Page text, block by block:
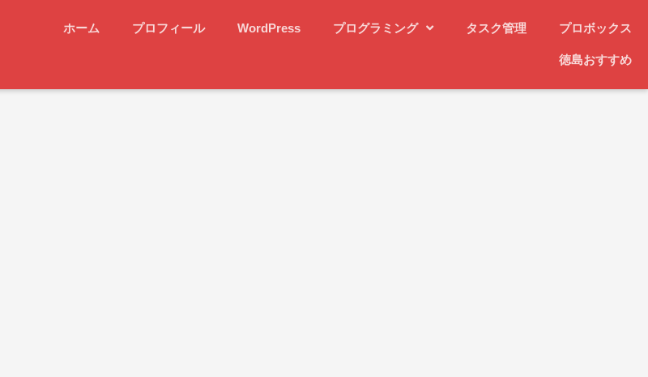
ホーム プロフィール WordPress プログラミング タスク管理 プロボックス
徳島おすすめ